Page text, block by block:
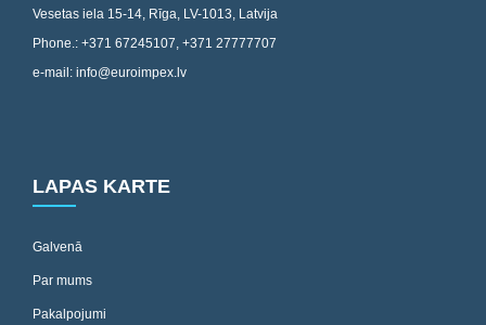
Vesetas iela 15-14, Rīga, LV-1013, Latvija
Phone.: +371 67245107, +371 27777707
e-mail: info@euroimpex.lv
LAPAS KARTE
Galvenā
Par mums
Pakalpojumi